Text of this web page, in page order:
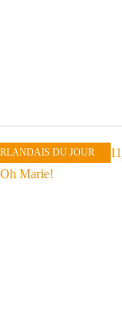
DU JOUR